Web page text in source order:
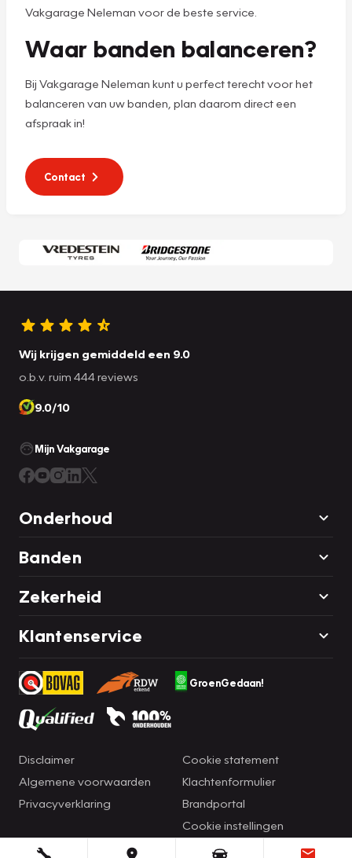
Vakgarage Neleman voor de beste service.
Waar banden balanceren?
Bij Vakgarage Neleman kunt u perfect terecht voor het
balanceren van uw banden, plan daarom direct een
afspraak in!
Contact
Wij krijgen gemiddeld een 9.0
o.b.v. ruim 444 reviews
9.0/10
Mijn Vakgarage
Onderhoud
Banden
Zekerheid
Klantenservice
GroenGedaan!
Disclaimer
Algemene voorwaarden
Privacyverklaring
Cookie statement
Klachtenformulier
Brandportal
Cookie instellingen